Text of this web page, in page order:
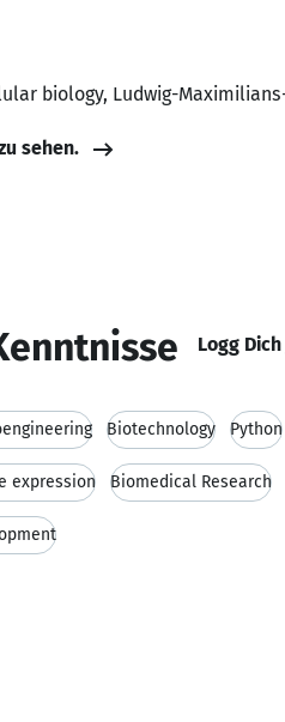
biology, Ludwig-
sehen.
Logg
Biotechnology Python
expression Biomedical Research